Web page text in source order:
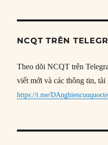
NCQT TRÊN
Theo dõi NCQT trên
viết mới và các thông tin,
https://t.me/DAnghiencuuquocte